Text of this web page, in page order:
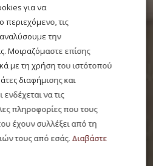
για να
περιεχόμενο, τις
αναλύσουμε την
Μοιραζόμαστε επίσης
με τη χρήση του ιστότοπού
διαφήμισης και
να τις
πληροφορίες που τους
έχουν συλλέξει από τη
τους από εσάς. Διαβάστε